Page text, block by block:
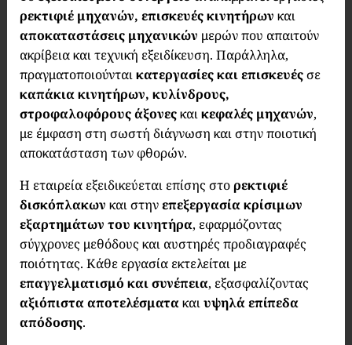
ρεκτιφιέ μηχανών, επισκευές κινητήρων και
αποκαταστάσεις μηχανικών μερών που απαιτούν
ακρίβεια και τεχνική εξειδίκευση. Παράλληλα,
πραγματοποιούνταικατεργασίες και επισκευέςσε
καπάκια κινητήρων, κυλίνδρους,
στροφαλοφόρους άξονεςκαικεφαλές μηχανών,
με έμφαση στη σωστή διάγνωση και στην ποιοτική
αποκατάσταση των φθορών.
Η εταιρεία εξειδικεύεται επίσης στορεκτιφιέ
δισκόπλακων και στηνεπεξεργασία κρίσιμων
εξαρτημάτων του κινητήρα, εφαρμόζοντας
σύγχρονες μεθόδους και αυστηρές προδιαγραφές
ποιότητας. Κάθε εργασία εκτελείται με
επαγγελματισμό και συνέπεια, εξασφαλίζοντας
αξιόπιστα αποτελέσματακαιυψηλά επίπεδα
απόδοσης.